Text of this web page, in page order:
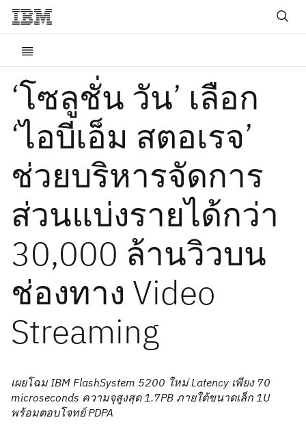
‘โซลูชั่น วัน’ เลือก
‘ไอบีเอ็ม สตอเรจ’
ช่วยบริหารจัดการ
ส่วนแบ่งรายได้กว่า
30,000 ล้านวิวบน
ช่องทาง Video
Streaming
เผยโฉม IBM FlashSystem 5200 ใหม่ Latency เพียง 70
microseconds ความจุสูงสุด 1.7PB ภายใต้ขนาดเล็ก 1U
พร้อมตอบโจทย์ PDPA